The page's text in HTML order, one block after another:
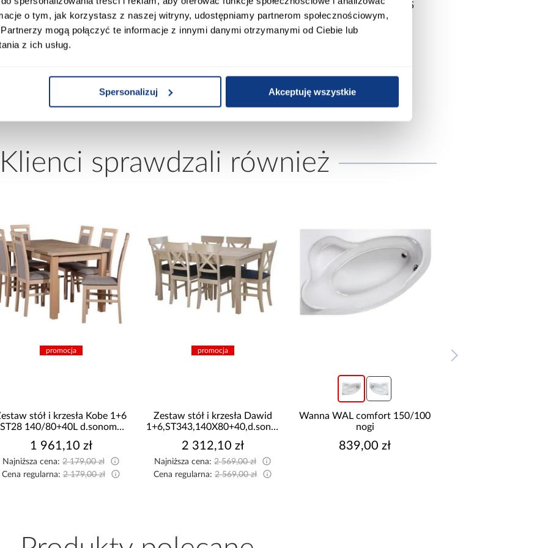
o tym, jak korzystasz z naszej witryny, udostępniamy partnerom społecznościowym,
mogą połączyć te informacje z innymi danymi otrzymanymi od Ciebie lub
z ich usług.
Spersonalizuj Akceptuję wszystkie
asymetryczna
160/90 prawa
699,00 zł
Wanna BRAVA 160/75
749,00 zł
Wanna BRAVA 170/75
799,00 zł
Klienci sprawdzali również
promocja
stół i krzesła Kobe 1+6
ST28 140/80+40L d.sonoma
1 961,10 zł
Najniższa cena:2 179,00 zł
Cena regularna:2 179,00 zł
promocja
Zestaw stół i krzesła Dawid
1+6,ST343,140X80+40,d.son,KR
2 312,10 zł
Najniższa cena:2 569,00 zł
Cena regularna:2 569,00 zł
Wanna WAL comfort 150/100
nogi
839,00 zł